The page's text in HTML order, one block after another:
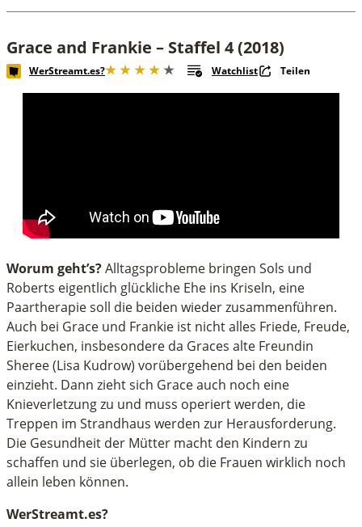
Grace and Frankie – Staffel 4 (2018)
WerStreamt.es? Watchlist Teilen
Worum geht’s?Alltagsprobleme bringen Sols und
Roberts eigentlich glückliche Ehe ins Kriseln, eine
Paartherapie soll die beiden wieder zusammenführen.
Auch bei Grace und Frankie ist nicht alles Friede, Freude,
Eierkuchen, insbesondere da Graces alte Freundin
Sheree (Lisa Kudrow) vorübergehend bei den beiden
einzieht. Dann zieht sich Grace auch noch eine
Knieverletzung zu und muss operiert werden, die
Treppen im Strandhaus werden zur Herausforderung.
Die Gesundheit der Mütter macht den Kindern zu
schaffen und sie überlegen, ob die Frauen wirklich noch
allein leben können.
WerStreamt.es?